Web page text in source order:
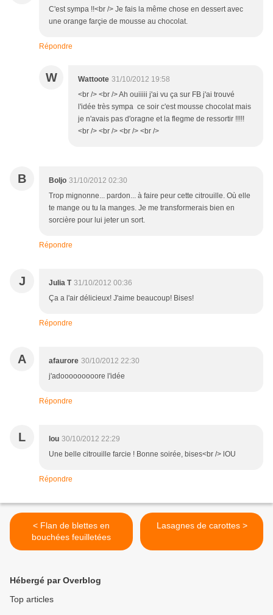
C'est sympa !!<br /> Je fais la même chose en dessert avec
une orange farçie de mousse au chocolat.
Répondre
W Wattoote 31/10/2012 19:58
<br /> <br /> Ah ouiiiii j'ai vu ça sur FB j'ai trouvé
l'idée très sympa ce soir c'est mousse chocolat mais
je n'avais pas d'oragne et la flegme de ressortir !!!!!
<br /> <br /> <br /> <br />
B Boljo 31/10/2012 02:30
Trop mignonne... pardon... à faire peur cette citrouille. Où elle
te mange ou tu la manges. Je me transformerais bien en
sorcière pour lui jeter un sort.
Répondre
J Julia T 31/10/2012 00:36
Ça a l'air délicieux! J'aime beaucoup! Bises!
Répondre
A afaurore 30/10/2012 22:30
j'adooooooooore l'idée
Répondre
L lou 30/10/2012 22:29
Une belle citrouille farcie ! Bonne soirée, bises<br /> lOU
Répondre
< Flan de blettes en
bouchées feuilletées
Lasagnes de carottes >
Hébergé par Overblog
Top articles